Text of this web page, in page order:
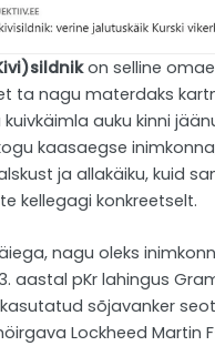
on selline
ta nagu materdaks
auku kinni
kaasaegse
ja allakäiku, kuid
kellegagi konkreetselt.
nagu oleks
aastal pKr lahingus
sõjavanker
Lockheed Martin